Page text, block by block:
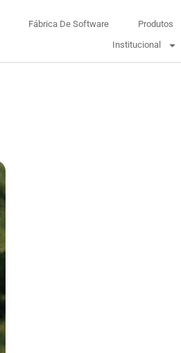
Fábrica De Software
Produtos
Institucional